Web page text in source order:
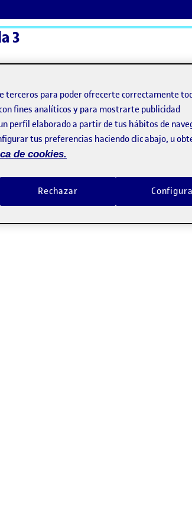
3
terceros para poder ofrecerte correctamente
fines analíticos y para mostrarte publicidad
perfil elaborado a partir de tus hábitos de
tus preferencias haciendo clic abajo, u
de cookies.
Rechazar